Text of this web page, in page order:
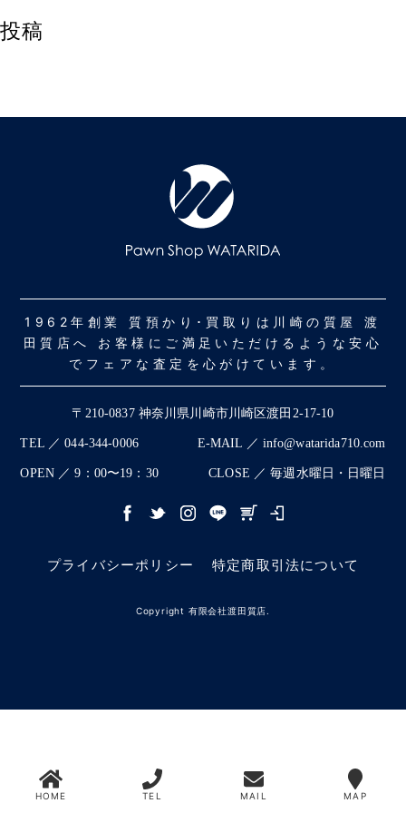
投稿
1962年創業 質預かり･買取りは川崎の質屋 渡
田質店へ お客様にご満足いただけるような安心
でフェアな査定を心がけています。
〒210-0837 神奈川県川崎市川崎区渡田2-17-10
TEL ／ 044-344-0006 E-MAIL ／ info@watarida710.com
OPEN ／ 9：00〜19：30 CLOSE ／ 毎週水曜日・日曜日
プライバシーポリシー 特定商取引法について
Copyright 有限会社渡田質店.
HOME TEL MAIL MAP